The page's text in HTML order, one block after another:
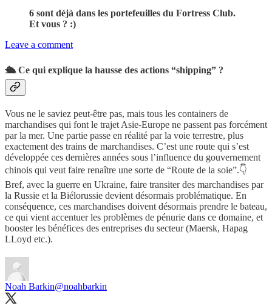
6 sont déjà dans les portefeuilles du Fortress Club.
Et vous ? :)
Leave a comment
🛳 Ce qui explique la hausse des actions “shipping” ?
Vous ne le saviez peut-être pas, mais tous les containers de
marchandises qui font le trajet Asie-Europe ne passent pas forcément
par la mer. Une partie passe en réalité par la voie terrestre, plus
exactement des trains de marchandises. C’est une route qui s’est
développée ces dernières années sous l’influence du gouvernement
chinois qui veut faire renaître une sorte de “Route de la soie”.👇
Bref, avec la guerre en Ukraine, faire transiter des marchandises par
la Russie et la Biélorussie devient désormais problématique. En
conséquence, ces marchandises doivent désormais prendre le bateau,
ce qui vient accentuer les problèmes de pénurie dans ce domaine, et
booster les bénéfices des entreprises du secteur (Maersk, Hapag
LLoyd etc.).
Noah Barkin@noahbarkin